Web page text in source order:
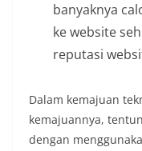
banyaknya
ke website
reputasi
Dalam kemajuan
kemajuannya,
dengan